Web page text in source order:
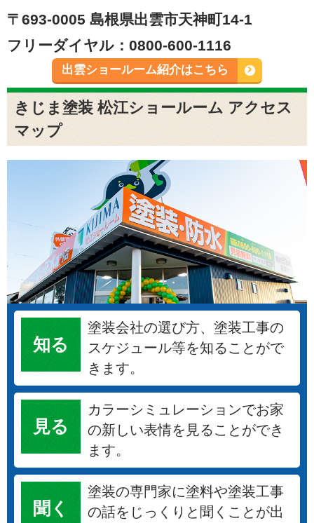
〒693-0005 島根県出雲市天神町14-1
フリーダイヤル：0800-600-1116
出雲ショールーム紹介はこちら
きじま塗装 松江ショールーム アクセス
マップ
知る
塗装会社の選び方、塗装工事の
スケジュール等を知ることがで
きます。
見る
カラーシミュレーションでお家
の新しい表情を見ることができ
ます。
聞く
塗装の専門家に塗料や塗装工事
の話をじっくりと聞くことが出